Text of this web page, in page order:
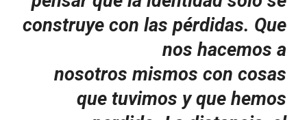
construye con las pérdidas. Que
nos hacemos a
nosotros mismos con cosas
que tuvimos y que hemos